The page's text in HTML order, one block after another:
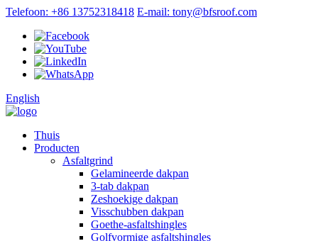
Telefoon: +86 13752318418 E-mail: tony@bfsroof.com
English
Thuis
Producten
Asfaltgrind
Gelamineerde dakpan
3-tab dakpan
Zeshoekige dakpan
Visschubben dakpan
Goethe-asfaltshingles
Golfvormige asfaltshingles